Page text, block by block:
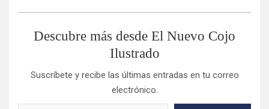
Descubre más desde El Nuevo Cojo
Ilustrado
Suscríbete y recibe las últimas entradas en tu correo
electrónico.
Escribe tu correo electrónico…